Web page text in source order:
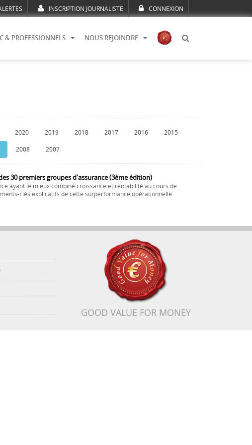
INSCRIPTION JOURNALISTE CONNEXION
& PROFESSIONNELS NOUS REJOINDRE
2020 2019 2018 2017 2016 2015
2008 2007
30 premiers groupes d'assurance (3ème édition)
ayant le mieux combiné croissance et rentabilité au cours de
clés explicatifs de cette surperformance opérationnelle
GOOD VALUE FOR MONEY